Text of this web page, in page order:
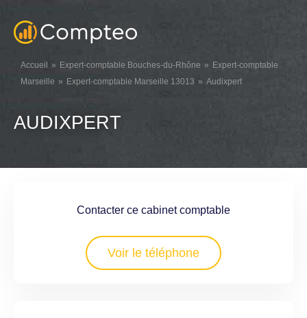
Accueil Expert-comptable Bouches-du-Rhône
Expert-comptable
Marseille
Expert-comptable Marseille 13013 Audixpert
AUDIXPERT
Contacter ce cabinet comptable
Voir le téléphone